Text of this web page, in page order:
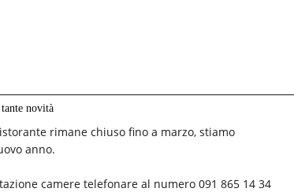
novità
rimane chiuso fino a marzo, stiamo
anno.
camere telefonare al numero 091 865 14 34